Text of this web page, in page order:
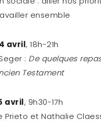
ensemble
avril, 18h-21h
: De quelques
Testament
avril, 9h30-17h
Prieto et Nathalie